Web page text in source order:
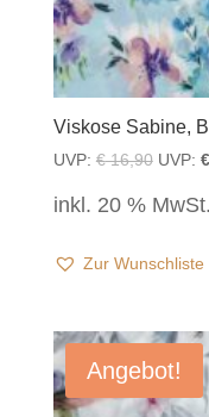
Viskose Sabine,
UVP: €16,90 UVP: €
inkl. 20 % MwSt.
Zur Wunschliste
Angebot!